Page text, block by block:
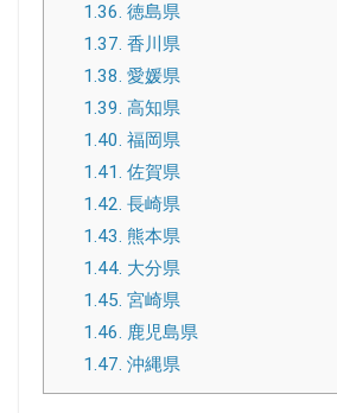
1.36. 徳島県
1.37. 香川県
1.38. 愛媛県
1.39. 高知県
1.40. 福岡県
1.41. 佐賀県
1.42. 長崎県
1.43. 熊本県
1.44. 大分県
1.45. 宮崎県
1.46. 鹿児島県
1.47. 沖縄県